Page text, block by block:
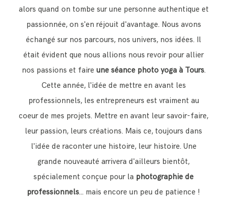
alors quand on tombe sur une personne authentique et
passionnée, on s'en réjouit d'avantage. Nous avons
échangé sur nos parcours, nos univers, nos idées. Il
était évident que nous allions nous revoir pour allier
nos passions et faire une séance photo yoga à Tours.
Cette année, l'idée de mettre en avant les
professionnels, les entrepreneurs est vraiment au
coeur de mes projets. Mettre en avant leur savoir-faire,
leur passion, leurs créations. Mais ce, toujours dans
l'idée de raconter une histoire, leur histoire. Une
grande nouveauté arrivera d'ailleurs bientôt,
spécialement conçue pour la photographie de
professionnels... mais encore un peu de patience !